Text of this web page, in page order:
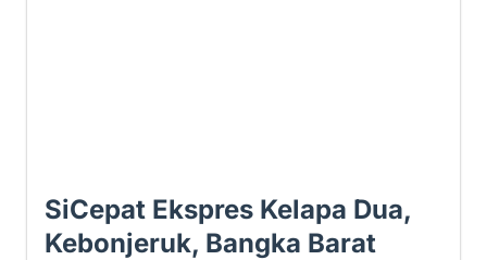
SiCepat Ekspres Kelapa Dua,
Kebonjeruk, Bangka Barat